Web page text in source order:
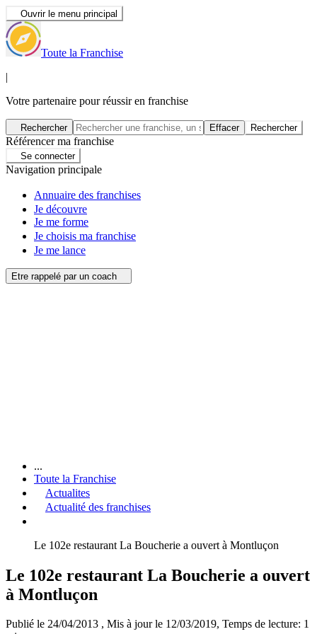
Ouvrir le menu principal
Toute la Franchise
|
Votre partenaire pour réussir en franchise
Rechercher Effacer Rechercher
Référencer ma franchise
Se connecter
Navigation principale
Annuaire des franchises
Je découvre
Je me forme
Je choisis ma franchise
Je me lance
Etre rappelé par un coach
...
Toute la Franchise
Actualites
Actualité des franchises
Le 102e restaurant La Boucherie a ouvert à Montluçon
Le 102e restaurant La Boucherie a ouvert
à Montluçon
Publié le 24/04/2013 , Mis à jour le 12/03/2019, Temps de lecture: 1